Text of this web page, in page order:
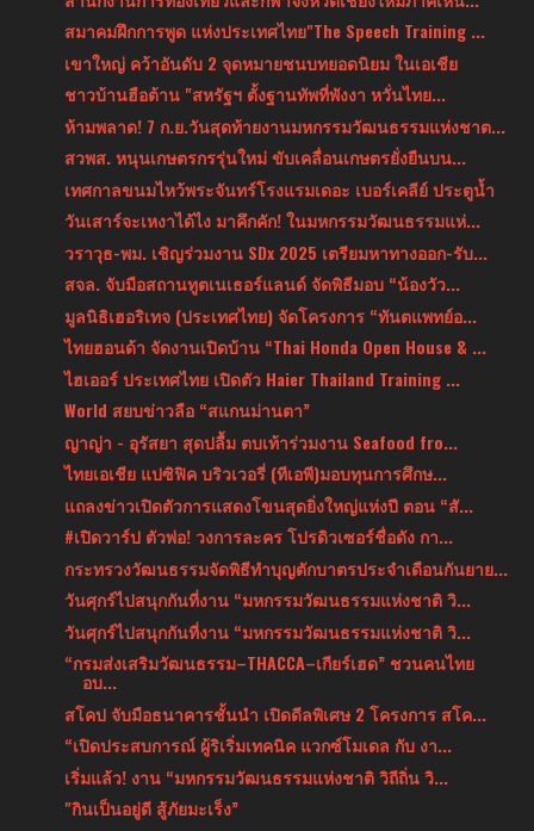
สมาคมฝึกการพูด แห่งประเทศไทย"The Speech Training ...
เขาใหญ่ คว้าอันดับ 2 จุดหมายชนบทยอดนิยม ในเอเชีย
ชาวบ้านฮือต้าน "สหรัฐฯ ตั้งฐานทัพที่พังงา หวั่นไทย...
ห้ามพลาด! 7 ก.ย.วันสุดท้ายงานมหกรรมวัฒนธรรมแห่งชาต...
สวพส. หนุนเกษตรกรรุ่นใหม่ ขับเคลื่อนเกษตรยั่งยืนบน...
เทศกาลขนมไหว้พระจันทร์โรงแรมเดอะ เบอร์เคลีย์ ประตูน้ำ
วันเสาร์จะเหงาได้ไง มาคึกคัก! ในมหกรรมวัฒนธรรมแห่...
วราวุธ-พม. เชิญร่วมงาน SDx 2025 เตรียมหาทางออก-รับ...
สจล. จับมือสถานทูตเนเธอร์แลนด์ จัดพิธีมอบ “น้องวัว...
มูลนิธิเฮอริเทจ (ประเทศไทย) จัดโครงการ “ทันตแพทย์อ...
ไทยฮอนด้า จัดงานเปิดบ้าน “Thai Honda Open House & ...
ไฮเออร์ ประเทศไทย เปิดตัว Haier Thailand Training ...
World สยบข่าวลือ “สแกนม่านตา”
ญาญ่า - อุรัสยา สุดปลื้ม ตบเท้าร่วมงาน Seafood fro...
ไทยเอเชีย แปซิฟิค บริวเวอรี่ (ทีเอพี)มอบทุนการศึกษ...
แถลงข่าวเปิดตัวการแสดงโขนสุดยิ่งใหญ่แห่งปี ตอน “สั...
#เปิดวาร์ป ตัวพ่อ! วงการละคร โปรดิวเซอร์ชื่อดัง กา...
กระทรวงวัฒนธรรมจัดพิธีทำบุญตักบาตรประจำเดือนกันยาย...
วันศุกร์ไปสนุกกันที่งาน “มหกรรมวัฒนธรรมแห่งชาติ วิ...
วันศุกร์ไปสนุกกันที่งาน “มหกรรมวัฒนธรรมแห่งชาติ วิ...
“กรมส่งเสริมวัฒนธรรม–THACCA–เกียร์เฮด” ชวนคนไทย
อบ...
สโคป จับมือธนาคารชั้นนำ เปิดดีลพิเศษ 2 โครงการ สโค...
“เปิดประสบการณ์ ผู้ริเริ่มเทคนิค แวกซ์โมเดล กับ งา...
เริ่มแล้ว! งาน “มหกรรมวัฒนธรรมแห่งชาติ วิถีถิ่น วิ...
"กินเป็นอยู่ดี สู้ภัยมะเร็ง”